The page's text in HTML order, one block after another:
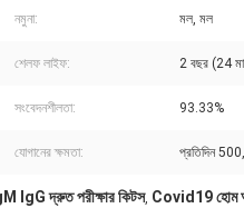
নমুনা: মল, মল
শেলফ লাইফ: 2 বছর (24
সংবেদনশীলতা: 93.33%
যোগানের ক্ষমতা: প্রতিদিন
IgG দ্রুত পরীক্ষার কিটস, Covid19 হোম